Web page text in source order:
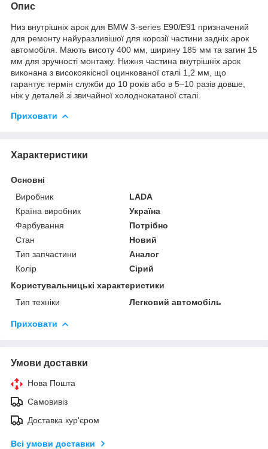
Опис
Низ внутрішніх арок для BMW 3-series E90/E91 призначений
для ремонту найуразливішої для корозії частини задніх арок
автомобіля. Мають висоту 400 мм, ширину 185 мм та загин 15
мм для зручності монтажу. Нижня частина внутрішніх арок
виконана з високоякісної оцинкованої сталі 1,2 мм, що
гарантує термін служби до 10 років або в 5–10 разів довше,
ніж у деталей зі звичайної холоднокатаної сталі.
Приховати
Характеристики
Основні
Виробник
LADA
Країна виробник
Україна
Фарбування
Потрібно
Стан
Новий
Тип запчастини
Аналог
Колір
Сірий
Користувальницькі характеристики
Тип техніки
Легковий автомобіль
Приховати
Умови доставки
Нова Пошта
Самовивіз
Доставка кур'єром
Всі умови доставки